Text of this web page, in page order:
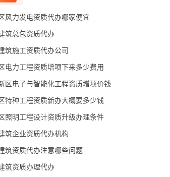
风力发电资质代办哪家便宜
筑总包资质代办
筑施工资质代办公司
电力工程资质增项下来多少费用
区电子与智能化工程资质增项价钱
特种工程资质新办大概要多少钱
照明工程设计资质升级办理条件
筑企业资质代办机构
筑资质代办注意哪些问题
筑资质办理代办